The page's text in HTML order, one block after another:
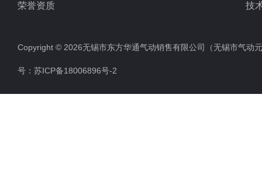
荣誉资质 技
Copyright © 2026无锡市东方华通气动销售有限公司（无锡市气
号： 苏ICP备18006896号-2